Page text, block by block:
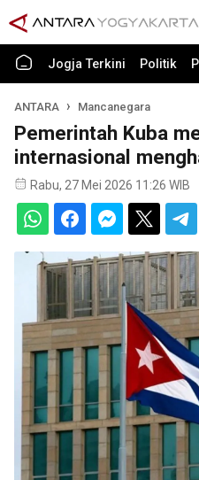
Jogja Terkini Politik
ANTARA Mancanegara
Pemerintah Kuba
internasional
Rabu, 27 Mei 2026 11:26 WIB